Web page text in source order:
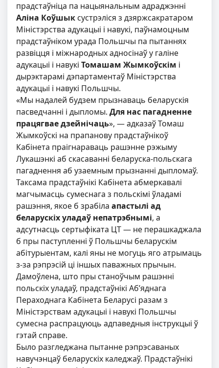
прадстаўніца па нацыянальным адраджэнні
Аліна Коўшык сустрэліся з дзяржсакратаром
Міністэрства адукацыі і навукі, паўнамоцным
прадстаўніком урада Польшчы па пытаннях
развіцця і міжнародных адносінаў у галіне
адукацыі і навукі Томашам Жымкоўскім і
дырэктарамі дэпартаментаў Міністэрства
адукацыі і навукі Польшчы.
«Мы надалей будзем прызнаваць беларускія
пасведчанні і дыпломы. Для нас пагадненне
працягвае дзейнічаць», — адказаўТомаш
Жымкоўскі на прапанову прадстаўнікоў
Кабінета праігнараваць рашэнне рэжыму
Лукашэнкі аб скасаванні беларуска-польскага
пагаднення аб узаемным прызнанні дыпломаў.
Таксама прадстаўнікі Кабінета абмеркавалі
магчымасць сумеснага з польскімі ўладамі
рашэння, якое б зрабіла апастылі ад
беларускіх уладаў непатрэбнымі, а
адсутнасць сертыфіката ЦТ — не перашкаджала
б пры паступленні ў Польшчы беларускім
абітурыентам, калі яны не могуць яго атрымаць
з-за рэпрэсій ці іншых паважных прычын.
Дамоўлена, што пры станоўчым рашэнні
польскіх уладаў, прадстаўнікі Аб’яднага
Пераходнага Кабінета Беларусі разам з
Міністэрствам адукацыі і навукі Польшчы
сумесна распрацуюць адпаведныя інструкцыі ў
гэтай справе.
Было разгледжана пытанне рэпрэсаваных
навучэнцаў беларускіх каледжаў. Прадстаўнікі